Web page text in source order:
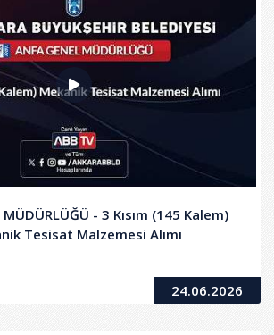
MÜDÜRLÜĞÜ - 3 Kısım (145 Kalem)
Tesisat Malzemesi Alımı
24.06.2026